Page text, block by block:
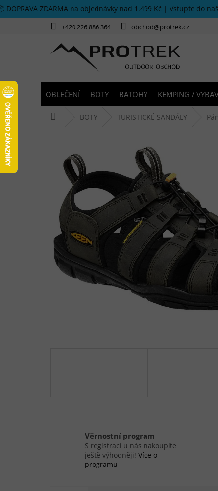
Přejít na obsah
DOPRAVA ZDARMA na objednávky nad 1.499 Kč | Vstupte do
+420 226 886 364 obchod@protrek.cz
OBLEČENÍ BOTY BATOHY KEMPING /
BOTY TURISTICKÉ SANDÁLY
Věrnostní program
S registrací u nás nakoupíte
ještě výhodněji! Více o
programu